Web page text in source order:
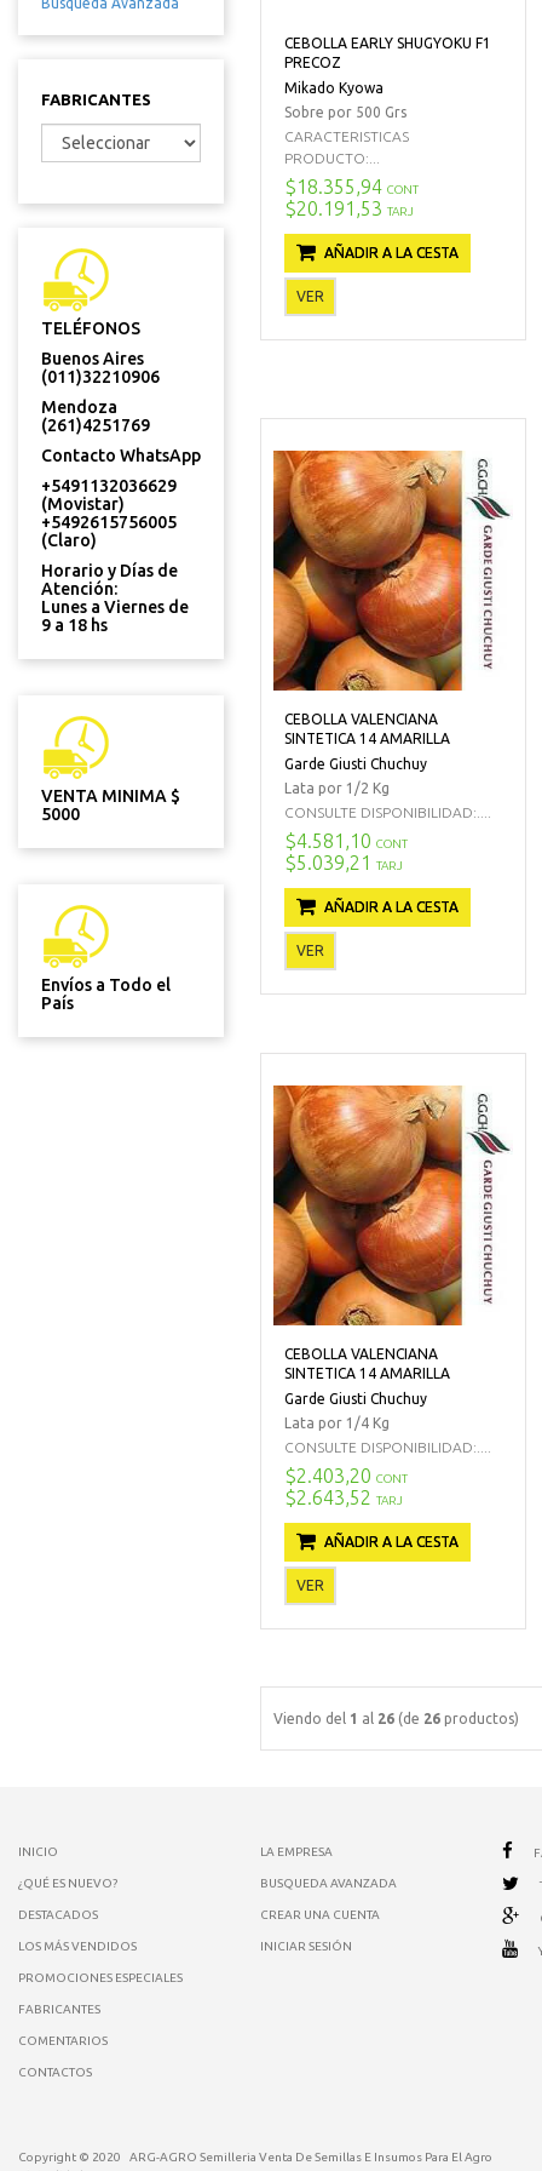
FABRICANTES
TELÉFONOS
Buenos Aires
(011)32210906
Mendoza
(261)4251769
Contacto WhatsApp
+5491132036629
(Movistar)
+5492615756005
(Claro)
Horario y Días de
Atención:
Lunes a Viernes de
9 a 18 hs
VENTA MINIMA $
5000
Envíos a Todo el
País
CEBOLLA EARLY SHUGYOKU F1
PRECOZ
Mikado Kyowa
Sobre por 500 Grs
CARACTERISTICAS
PRODUCTO:...
$18.355,94 CONT
$20.191,53 TARJ
AÑADIR A LA CESTA
VER
CEBOLLA VALENCIANA
SINTETICA 14 AMARILLA
Garde Giusti Chuchuy
Lata por 1/2 Kg
CONSULTE DISPONIBILIDAD:....
$4.581,10 CONT
$5.039,21 TARJ
AÑADIR A LA CESTA
VER
CEBOLLA VALENCIANA
SINTETICA 14 AMARILLA
Garde Giusti Chuchuy
Lata por 1/4 Kg
CONSULTE DISPONIBILIDAD:....
$2.403,20 CONT
$2.643,52 TARJ
AÑADIR A LA CESTA
VER
Viendo del 1 al 26 (de 26 productos)
INICIO
¿QUÉ ES NUEVO?
DESTACADOS
LOS MÁS VENDIDOS
PROMOCIONES ESPECIALES
FABRICANTES
COMENTARIOS
CONTACTOS
LA EMPRESA
BUSQUEDA AVANZADA
CREAR UNA CUENTA
INICIAR SESIÓN
Copyright © 2020
ARG-AGRO Semilleria Venta De Semillas E Insumos Para El Agro